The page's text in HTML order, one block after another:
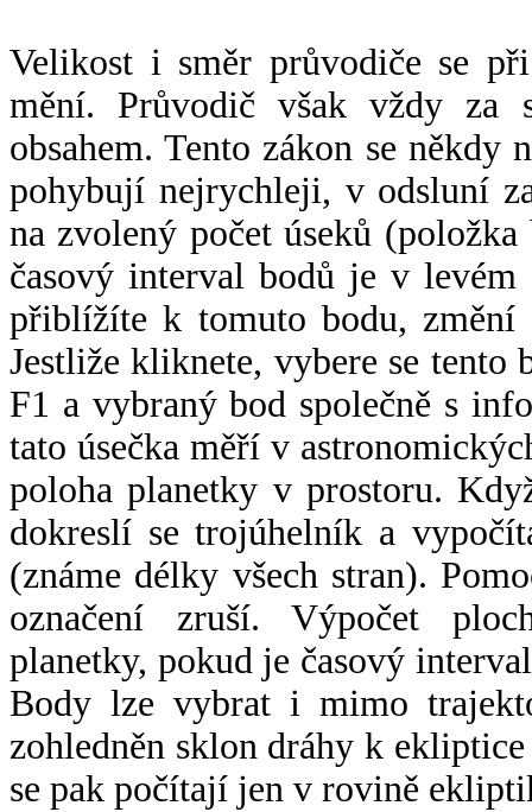
Velikost i směr průvodiče se
mění. Průvodič však vždy za
obsahem. Tento zákon se někdy
pohybují nejrychleji, v odsluní
na zvolený počet úseků
časový interval bodů je v
přiblížíte k tomuto bodu,
Jestliže kliknete, vybere se tento
F1 a vybraný bod společně s
tato úsečka měří v
poloha planetky v prostoru.
dokreslí se trojúhelník a
(známe délky všech stran).
označení zruší. Výpočet
planetky, pokud je časový
Body lze vybrat i mimo
zohledněn sklon dráhy k
se pak počítají jen v rovině